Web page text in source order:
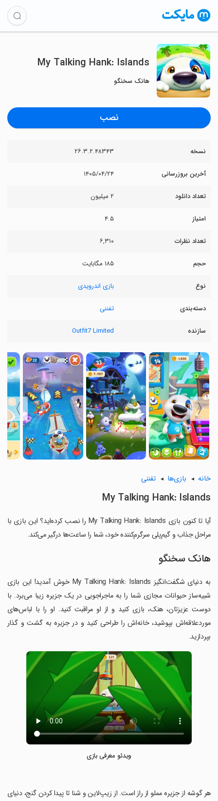
My Talking Hank: Islands
هانک سخنگو
نصب
نسخه ۲۶.۳.۲.۴۸۳۴۳
آخرین بروزرسانی ۱۴۰۵/۰۴/۲۴
تعداد دانلود ۲ میلیون
امتیاز ۴.۵
تعداد نظرات ۶,۳۱۰
حجم ۱۸۵ مگابایت
نوع بازی اندرویدی
دسته‌بندی تفننی
سازنده Outfit7 Limited
〈
〉
خانه بازی‌ها تفننی
My Talking Hank: Islands
آیا تا کنون بازی My Talking Hank: Islands را نصب کرده‌اید؟ این بازی با
مراحل جذاب و گیم‌پلی سرگرم‌کننده خود، شما را ساعت‌ها درگیر می‌کند.
هانک سخنگو
به دنیای شگفت‌انگیز My Talking Hank: Islands خوش آمدید! این بازی
شبیه‌ساز حیوانات مجازی شما را به ماجراجویی در یک جزیره زیبا می‌برد. با
دوست عزیزتان، هنک، بازی کنید و از او مراقبت کنید. او را با لباس‌های
موردعلاقه‌اش بپوشید، خانه‌اش را طراحی کنید و در جزیره به گشت و گذار
بپردازید.
ویدئو معرفی بازی
‏هر گوشه از جزیره مملو از راز است. از زیپ‌لاین و شنا تا پیدا کردن گنج، دنیای